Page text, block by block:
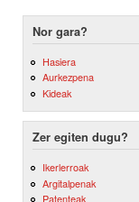
Nor gara?
Hasiera
Aurkezpena
Kideak
Zer egiten dugu?
Ikerlerroak
Argitalpenak
Patenteak